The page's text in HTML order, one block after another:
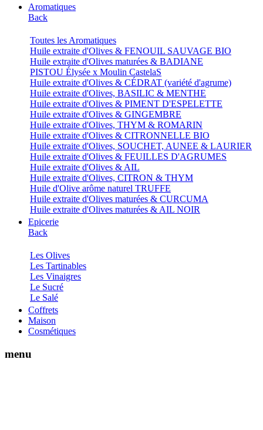
Aromatiques
Back
Toutes les Aromatiques
Huile extraite d'Olives & FENOUIL SAUVAGE BIO
Huile extraite d'Olives maturées & BADIANE
PISTOU Élysée x Moulin CastelaS
Huile extraite d'Olives & CÉDRAT (variété d'agrume)
Huile extraite d'Olives, BASILIC & MENTHE
Huile extraite d'Olives & PIMENT D'ESPELETTE
Huile extraite d'Olives & GINGEMBRE
Huile extraite d'Olives, THYM & ROMARIN
Huile extraite d'Olives & CITRONNELLE BIO
Huile extraite d'Olives, SOUCHET, AUNEE & LAURIER
Huile extraite d'Olives & FEUILLES D'AGRUMES
Huile extraite d'Olives & AIL
Huile extraite d'Olives, CITRON & THYM
Huile d'Olive arôme naturel TRUFFE
Huile extraite d'Olives maturées & CURCUMA
Huile extraite d'Olives maturées & AIL NOIR
Epicerie
Back
Les Olives
Les Tartinables
Les Vinaigres
Le Sucré
Le Salé
Coffrets
Maison
Cosmétiques
menu